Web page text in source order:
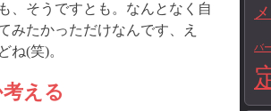
、そうですとも。なんとなく自
みたかっただけなんです、え
ね(笑)。
える
バ